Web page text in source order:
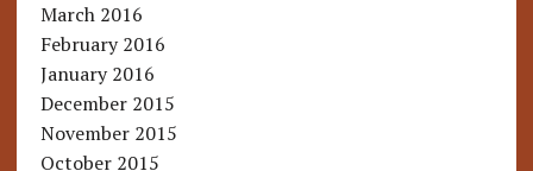
March 2016
February 2016
January 2016
December 2015
November 2015
October 2015